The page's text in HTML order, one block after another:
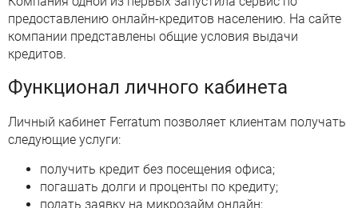
предоставлению онлайн-кредитов населению. На сайте
компании представлены общие условия выдачи
кредитов.
Функционал личного кабинета
Личный кабинет Ferratum позволяет клиентам получать
следующие услуги:
получить кредит без посещения офиса;
погашать долги и проценты по кредиту;
подать заявку на микрозайм онлайн;